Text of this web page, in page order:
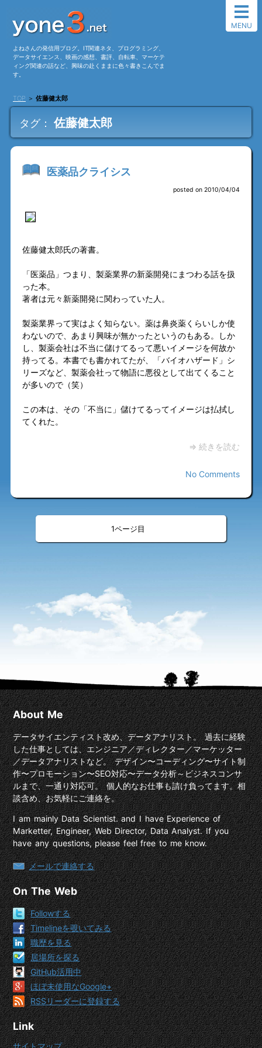
よねさんの発信用ブログ。IT関連ネタ、プログラミング、
データサイエンス、映画の感想、書評、自転車、マーケテ
ィング関連の話など、興味の赴くままに色々書きこんでま
す。
TOP ＞ 佐藤健太郎
MENU
タグ： 佐藤健太郎
医薬品クライシス
posted on 2010/04/04
佐藤健太郎氏の著書。
「医薬品」つまり、製薬業界の新薬開発にまつわる話を扱
った本。
著者は元々新薬開発に関わっていた人。
製薬業界って実はよく知らない。薬は鼻炎薬くらいしか使
わないので、あまり興味が無かったというのもある。しか
し、製薬会社は不当に儲けてるって悪いイメージを何故か
持ってる。本書でも書かれてたが、「バイオハザード」シ
リーズなど、製薬会社って物語に悪役として出てくること
が多いので（笑）
この本は、その「不当に」儲けてるってイメージは払拭し
てくれた。
⇒ 続きを読む
No Comments
1
About Me
データサイエンティスト改め、データアナリスト。 過去に経験
した仕事としては、エンジニア／ディレクター／マーケッター
／データアナリストなど。 デザイン〜コーディング〜サイト制
作〜プロモーション〜SEO対応〜データ分析～ビジネスコンサ
ルまで、一通り対応可。 個人的なお仕事も請け負ってます。相
談含め、お気軽にご連絡を。
I am mainly Data Scientist. and I have Experience of
Marketter, Engineer, Web Director, Data Analyst. If you
have any questions, please feel free to me know.
メールで連絡する
On The Web
Followする
Timelineを覗いてみる
職歴を見る
居場所を探る
GitHub活用中
ほぼ未使用なGoogle+
RSSリーダーに登録する
Link